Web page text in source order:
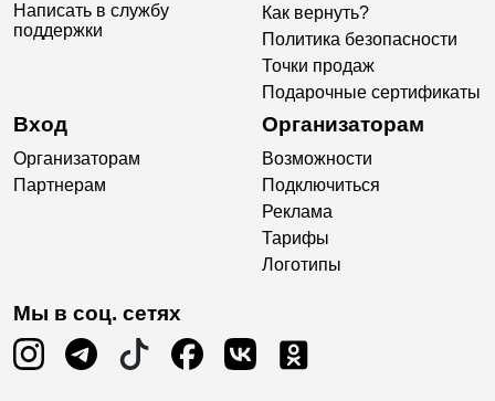
Написать в службу
поддержки
Как вернуть?
Политика безопасности
Точки продаж
Подарочные сертификаты
Вход
Организаторам
Партнерам
Организаторам
Возможности
Подключиться
Реклама
Тарифы
Логотипы
Мы в соц. сетях